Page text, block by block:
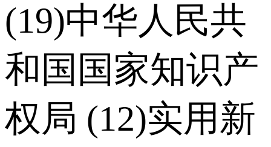
(19)中华人民共
和国国家知识产
权局 (12)实用新